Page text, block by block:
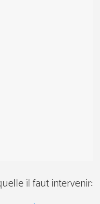
il faut intervenir: